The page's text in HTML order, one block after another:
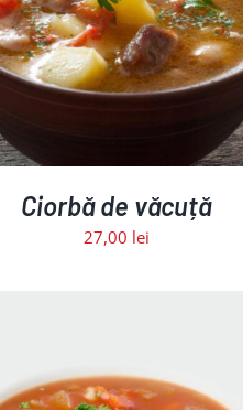
Ciorbă de văcuță
27,00 lei
ADAUGĂ ÎN COȘ / DETALII